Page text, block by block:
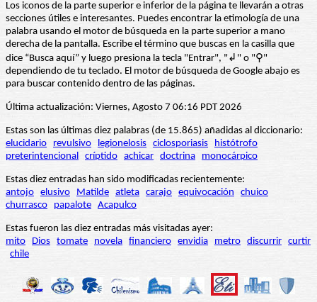
Los iconos de la parte superior e inferior de la página te llevarán a otras
secciones útiles e interesantes. Puedes encontrar la etimología de una
palabra usando el motor de búsqueda en la parte superior a mano
derecha de la pantalla. Escribe el término que buscas en la casilla que
dice “Busca aquí” y luego presiona la tecla "Entrar", "↲" o "⚲"
dependiendo de tu teclado. El motor de búsqueda de Google abajo es
para buscar contenido dentro de las páginas.
Última actualización: Viernes, Agosto 7 06:16 PDT 2026
Estas son las últimas diez palabras (de 15.865) añadidas al diccionario:
elucidario
revulsivo legionelosis ciclosporiasis
histótrofo
preterintencional críptido achicar doctrina monocárpico
Estas diez entradas han sido modificadas recientemente:
antojo elusivo Matilde atleta carajo equivocación
chuico
churrasco
papalote Acapulco
Estas fueron las diez entradas más visitadas ayer:
mito
Dios tomate novela financiero envidia metro discurrir curtir
chile